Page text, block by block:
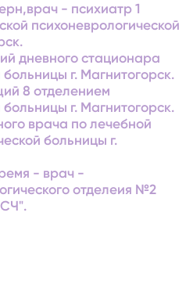
- психиатр 1
психоневрологической
дневного стационара
г. Магнитогорск.
8 отделением
г. Магнитогорск.
врача по лечебной
больницы г.
- врач -
отделеия №2